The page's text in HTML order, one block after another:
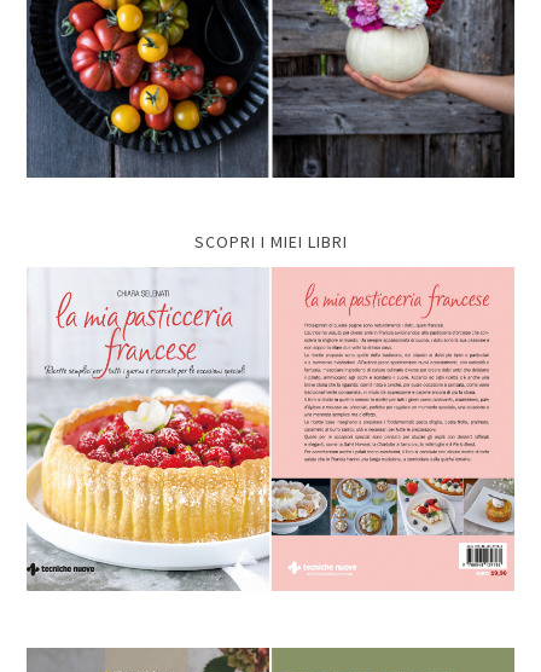
SCOPRI I MIEI LIBRI